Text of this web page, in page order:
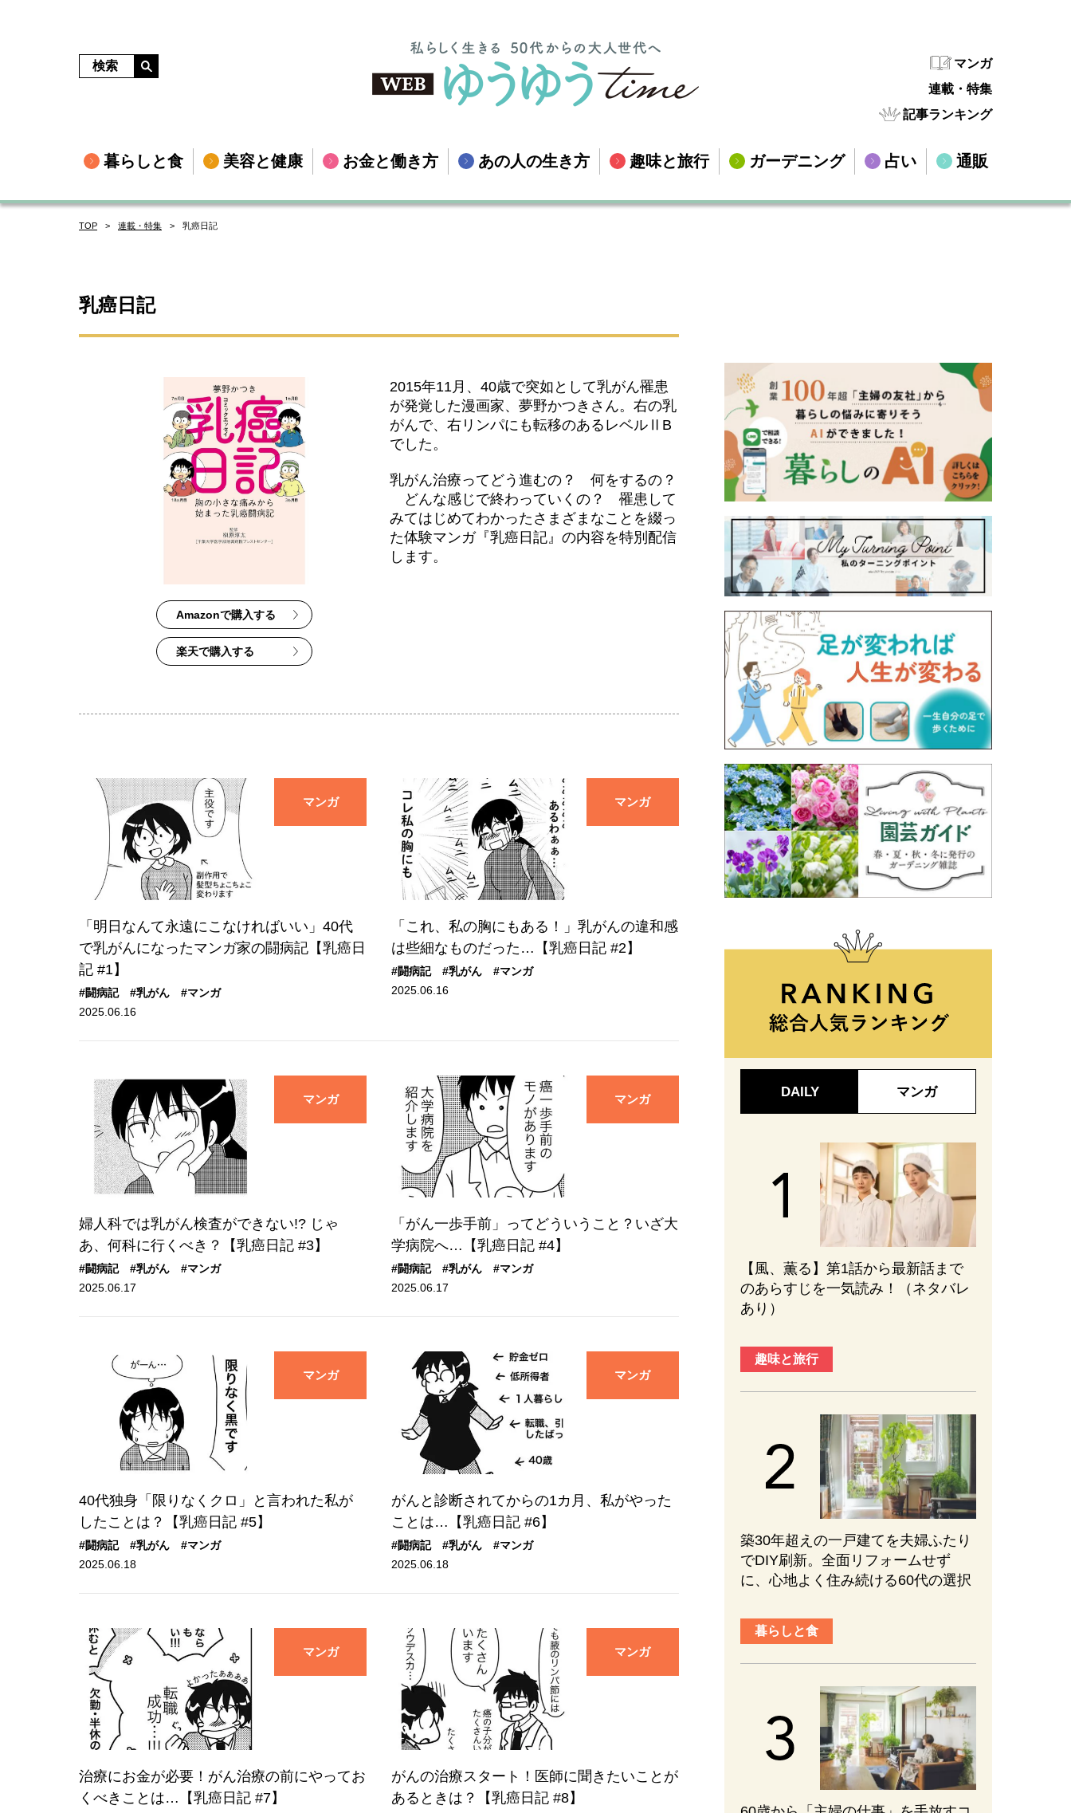
マンガ
連載・特集
記事ランキング
暮らしと食 美容と健康 お金と働き方 あの人の生き方 趣味と旅行 ガーデニング 占い 通販
TOP 連載・特集 乳癌日記
乳癌日記
Amazonで購入する
楽天で購入する
2015年11月、40歳で突如として乳がん罹患
が発覚した漫画家、夢野かつきさん。右の乳
がんで、右リンパにも転移のあるレベルⅡB
でした。
乳がん治療ってどう進むの？ 何をするの？
どんな感じで終わっていくの？ 罹患して
みてはじめてわかったさまざまなことを綴っ
た体験マンガ『乳癌日記』の内容を特別配信
します。
マンガ
「明日なんて永遠にこなければいい」40代
で乳がんになったマンガ家の闘病記【乳癌日
記 #1】
#闘病記 #乳がん
#マンガ
2025.06.16
マンガ
「これ、私の胸にもある！」乳がんの違和感
は些細なものだった…【乳癌日記 #2】
#闘病記 #乳がん
#マンガ
2025.06.16
マンガ
婦人科では乳がん検査ができない!? じゃ
あ、何科に行くべき？【乳癌日記 #3】
#闘病記 #乳がん
#マンガ
2025.06.17
マンガ
「がん一歩手前」ってどういうこと？いざ大
学病院へ…【乳癌日記 #4】
#闘病記 #乳がん
#マンガ
2025.06.17
マンガ
40代独身「限りなくクロ」と言われた私が
したことは？【乳癌日記 #5】
#闘病記 #乳がん
#マンガ
2025.06.18
マンガ
がんと診断されてからの1カ月、私がやった
ことは…【乳癌日記 #6】
#闘病記 #乳がん
#マンガ
2025.06.18
マンガ
治療にお金が必要！がん治療の前にやってお
くべきことは…【乳癌日記 #7】
マンガ
がんの治療スタート！医師に聞きたいことが
あるときは？【乳癌日記 #8】
DAILY マンガ
【風、薫る】第1話から最新話まで
のあらすじを一気読み！（ネタバレ
あり）
趣味と旅行
築30年超えの一戸建てを夫婦ふたり
でDIY刷新。全面リフォームせず
に、心地よく住み続ける60代の選択
暮らしと食